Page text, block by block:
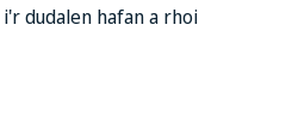
dudalen hafan a rhoi